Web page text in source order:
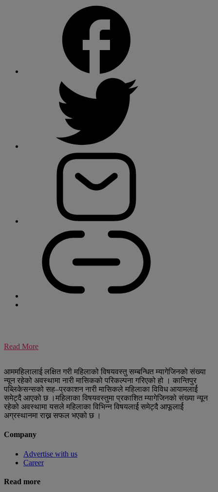
Read More
आममहिलालाई लक्षित गरी महिलाको विषयवस्तु सम्बन्धित म्यागेजिनको संख्या
न्यून रहेको अवस्थामा नारी मासिकको परिकल्पना गरिएको हो । कान्तिपुर
पब्लिकेसन्सको सह–प्रकाशन नारी मासिकले महिलाका विविध आयामलार्ई
समेट्दै आएको छ ।महिलाका विषयवस्तुमा प्रकाशित म्यागेजिनको संख्या न्यून
रहेको अवस्थामा यसले महिलाका विभिन्न विषयलार्ई समेट्दै आफूलार्ई
अग्रस्थानमा राख्न सफल भएको छ ।
Company
Advertise with us
Career
Read more